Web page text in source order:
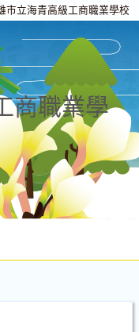
市立海青高級工商職業學校
商職業學